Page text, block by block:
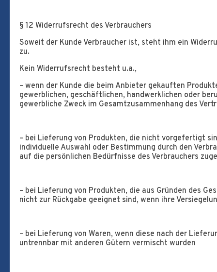
§ 12 Widerrufsrecht des Verbrauchers
Soweit der Kunde Verbraucher ist, steht ihm ein
zu.
Kein Widerrufsrecht besteht u.a.,
– wenn der Kunde die beim Anbieter gekauften
gewerblichen, geschäftlichen, handwerklichen oder
gewerbliche Zweck im Gesamtzusammenhang des
– bei Lieferung von Produkten, die nicht vorgefertigt
individuelle Auswahl oder Bestimmung durch den
auf die persönlichen Bedürfnisse des Verbrauchers
– bei Lieferung von Produkten, die aus Gründen des
nicht zur Rückgabe geeignet sind, wenn ihre
– bei Lieferung von Waren, wenn diese nach der
untrennbar mit anderen Gütern vermischt wurden